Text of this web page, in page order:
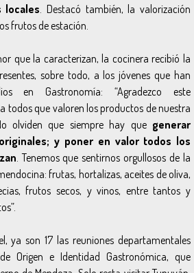
locales . Destacó también, la valorización
frutos de estación.
que la caracterizan, la cocinera recibió la
sobre todo, a los jóvenes que han
en Gastronomía: “Agradezco este
todos que valoren los productos de nuestra
olviden que siempre hay que generar
y poner en valor todos los
. Tenemos que sentirnos orgullosos de la
frutas, hortalizas, aceites de oliva,
frutos secos, y vinos, entre tantos y
ya son 17 las reuniones departamentales
Origen e Identidad Gastronómica, que